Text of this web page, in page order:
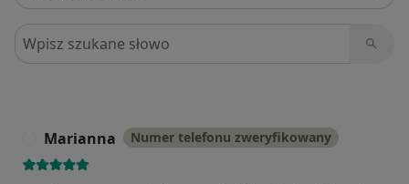
Szukaj w opiniach
Marianna Numer telefonu zweryfikowany